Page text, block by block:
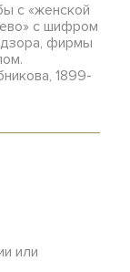
с «женской
с шифром
фирмы
1899-
или